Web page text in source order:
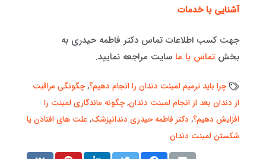
آشنایی با خدمات
جهت کسب اطلاعات تماس دکتر فاطمه حیدری به
بخش تماس با ما سایت مراجعه نمایید.
چرا باید ترمیم لمینت دندان را انجام دهیم؟,چگونگی مراقبت
از دندان بعد از انجام لمینت دندان,چگونه ماندگاری لمینت را
افزایش دهیم؟, دکتر فاطمه حیدری دندانپزشک,علت های افتادن یا
شکستن لمینت دندان